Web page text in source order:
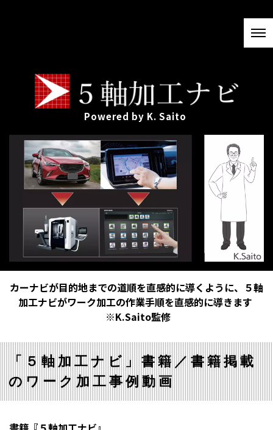
Powered by K. Saito
カーナビが目的地までの道順を直感的に導くように、５軸
加工ナビがワーク加工の作業手順を直感的に導きます
※K.Saito監修
「５軸加工ナビ」書籍／書籍掲載
のワーク加工事例動画